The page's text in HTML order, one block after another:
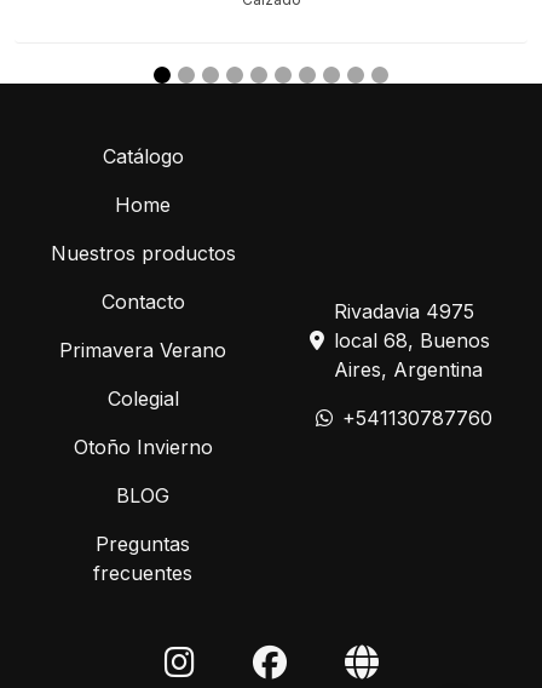
Catálogo
Home
Nuestros productos
Contacto
Primavera Verano
Colegial
Otoño Invierno
BLOG
Preguntas
frecuentes
Rivadavia 4975
local 68, Buenos
Aires, Argentina
+541130787760